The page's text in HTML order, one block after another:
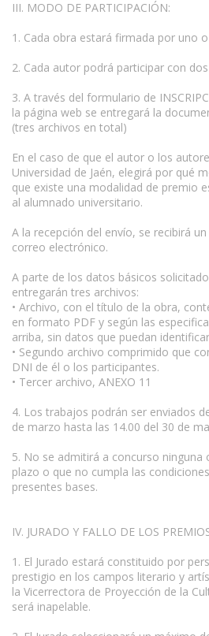
III. MODO DE PARTICIPACIÓN:
1. Cada obra estará firmada por uno
2. Cada autor podrá participar con
3. A través del formulario de
la página web se entregará la
(tres archivos en total)
En el caso de que el autor o los
Universidad de Jaén, elegirá por qué
que existe una modalidad de premio
al alumnado universitario.
A la recepción del envío, se recibirá
correo electrónico.
A parte de los datos básicos
entregarán tres archivos:
• Archivo, con el título de la obra,
en formato PDF y según las
arriba, sin datos que puedan
• Segundo archivo comprimido que
DNI de él o los participantes.
• Tercer archivo, ANEXO 11
4. Los trabajos podrán ser enviados
de marzo hasta las 14.00 del 30 de
5. No se admitirá a concurso ninguna
plazo o que no cumpla las
presentes bases.
IV. JURADO Y FALLO DE LOS
1. El Jurado estará constituido por
prestigio en los campos literario y
la Vicerrectora de Proyección de la
será inapelable.